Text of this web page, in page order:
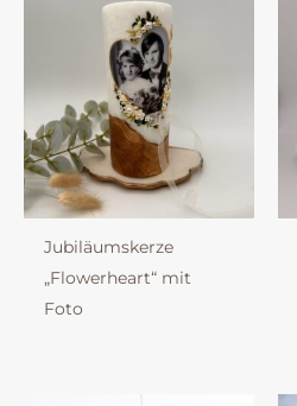
Jubiläumskerze
„Flowerheart“ mit
Foto